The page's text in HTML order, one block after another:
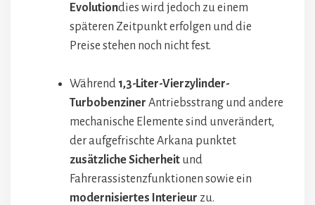
Evolutiondies wird jedoch zu einem
späteren Zeitpunkt erfolgen und die
Preise stehen noch nicht fest.
Während 1,3-Liter-Vierzylinder-
Turbobenziner Antriebsstrang und andere
mechanische Elemente sind unverändert,
der aufgefrischte Arkana punktet
zusätzliche Sicherheit und
Fahrerassistenzfunktionen sowie ein
modernisiertes Interieur zu.